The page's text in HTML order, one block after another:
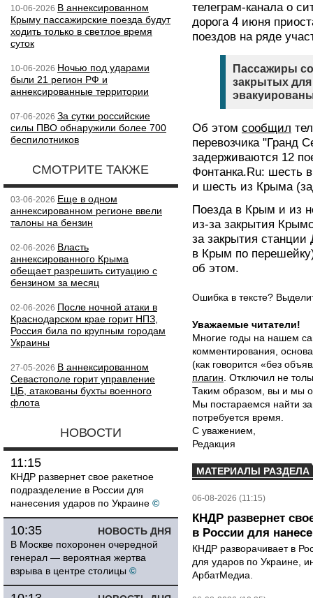
10-06-2026 В аннексированном
Крыму пассажирские поезда будут
ходить только в светлое время
суток
10-06-2026 Ночью под ударами
были 21 регион РФ и
аннексированные территории
07-06-2026 За сутки российские
силы ПВО обнаружили более 700
беспилотников
СМОТРИТЕ ТАКЖЕ
03-06-2026 Еще в одном
аннексированном регионе ввели
талоны на бензин
02-06-2026 Власть
аннексированного Крыма
обещает разрешить ситуацию с
бензином за месяц
02-06-2026 После ночной атаки в
Краснодарском крае горит НПЗ,
Россия била по крупным городам
Украины
27-05-2026 В аннексированном
Севастополе горит управление
ЦБ, атакованы бухты военного
флота
НОВОСТИ
11:15
КНДР развернет свое ракетное
подразделение в России для
нанесения ударов по Украине ©
НОВОСТЬ ДНЯ
10:35
В Москве похоронен очередной
генерал — вероятная жертва
взрыва в центре столицы ©
телеграм-канала о
дорога 4 июня
поездов на ряде
Пассажиры
закрытых для
Об этом сообщил
перевозчика "Гранд
задерживаются 12
Фонтанка.Ru: шесть
и шесть из Крыма
Поезда в Крым и из
из-за закрытия
за закрытия
в Крым по
об этом.
Ошибка в тексте?
Уважаемые читатели!
Многие годы на нашем
комментирования,
(как говорится «без
плагин . Отключил не
Таким образом, вы и мы
Мы постараемся найти
потребуется время.
С уважением,
Редакция
МАТЕРИАЛЫ РАЗДЕЛА
06-08-2026 (11:15)
КНДР развернет
в России для
КНДР разворачивает в
для ударов по Украине,
АрбатМедиа.